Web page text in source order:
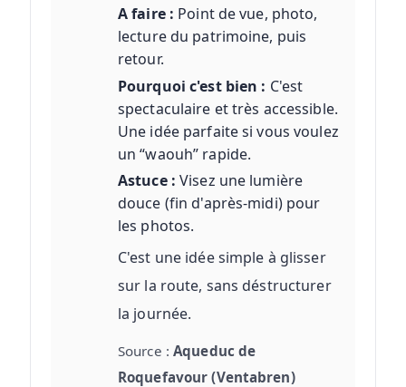
A faire : Point de vue, photo,
lecture du patrimoine, puis
retour.
Pourquoi c'est bien : C'est
spectaculaire et très accessible.
Une idée parfaite si vous voulez
un “waouh” rapide.
Astuce : Visez une lumière
douce (fin d'après-midi) pour
les photos.
C'est une idée simple à glisser
sur la route, sans déstructurer
la journée.
Source :Aqueduc de
Roquefavour (Ventabren)